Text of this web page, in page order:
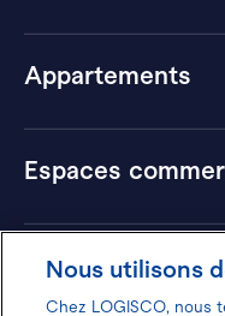
Appartements
Espaces
Hôtels
Nous utilisons
Chez LOGISCO, nous